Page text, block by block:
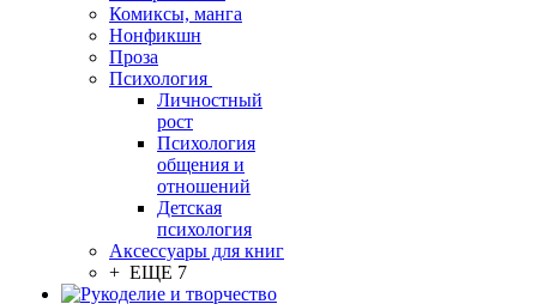
Комиксы, манга
Нонфикшн
Проза
Психология
Личностный
рост
Психология
общения и
отношений
Детская
психология
Аксессуары для книг
+ ЕЩЕ 7